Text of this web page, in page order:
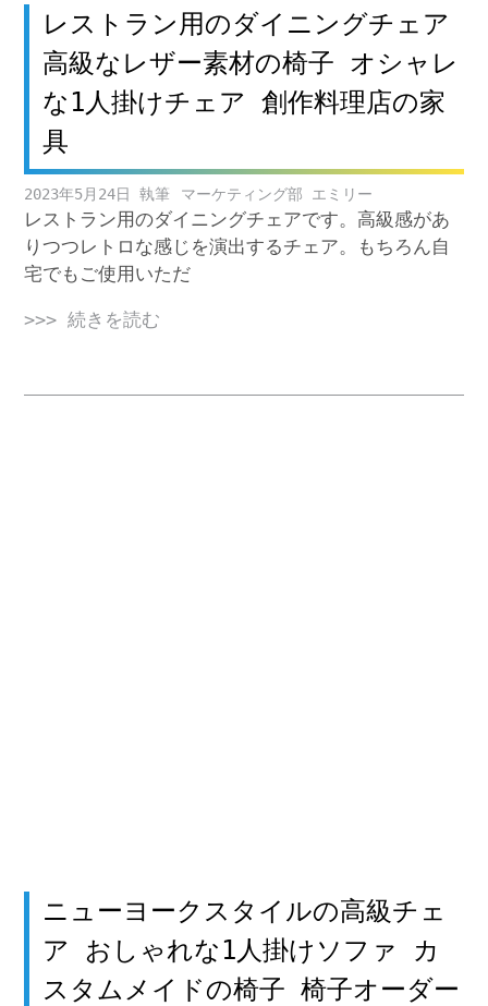
レストラン用のダイニングチェア
高級なレザー素材の椅子 オシャレ
な1人掛けチェア 創作料理店の家
具
2023年5月24日 マーケティング部 エミリー
レストラン用のダイニングチェアです。高級感があ
りつつレトロな感じを演出するチェア。もちろん自
宅でもご使用いただ
>>> 続きを読む
ニューヨークスタイルの高級チェ
ア おしゃれな1人掛けソファ カ
スタムメイドの椅子 椅子オーダー